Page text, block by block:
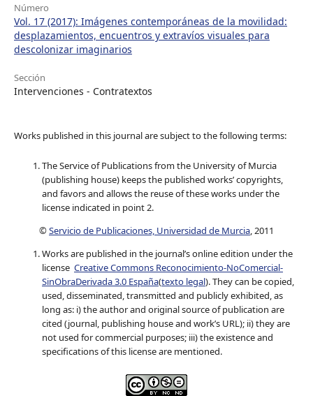
Número
Vol. 17 (2017): Imágenes contemporáneas de la movilidad:
desplazamientos, encuentros y extravíos visuales para
descolonizar imaginarios
Sección
Intervenciones - Contratextos
Works published in this journal are subject to the following terms:
The Service of Publications from the University of Murcia
(publishing house) keeps the published works’ copyrights,
and favors and allows the reuse of these works under the
license indicated in point 2.
©Servicio de Publicaciones, Universidad de Murcia, 2011
Works are published in the journal’s online edition under the
license Creative Commons Reconocimiento-NoComercial-
SinObraDerivada 3.0 España(texto legal). They can be copied,
used, disseminated, transmitted and publicly exhibited, as
long as: i) the author and original source of publication are
cited (journal, publishing house and work’s URL); ii) they are
not used for commercial purposes; iii) the existence and
specifications of this license are mentioned.